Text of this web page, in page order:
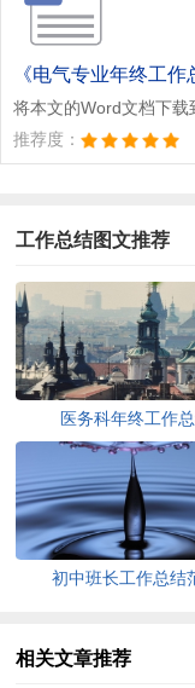
《电气专业年终工作
将本文的Word文档下
推荐度：
工作总结图文推荐
医务科年终工作
初中班长工作总结
相关文章推荐